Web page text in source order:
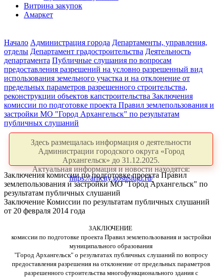
Витрина закупок
Амаркет
Начало Администрация города Департаменты, управления,
отделы Департамент градостроительства Деятельность
департамента Публичные слушания по вопросам
предоставления разрешений на условно разрешенный вид
использования земельного участка и на отклонение от
предельных параметров разрешенного строительства,
реконструкции объектов капстроительства Заключения
комиссии по подготовке проекта Правил землепользования и
застройки МО "Город Архангельск" по результатам
публичных слушаний
Здесь размещалась информация о деятельности
Администрации городского округа «Город
Архангельск» до 31.12.2025.
Актуальная информация и новости находятся:
https://arhcity.gosuslugi.ru/
Заключения комиссии по подготовке проекта Правил
землепользования и застройки МО "Город Архангельск" по
результатам публичных слушаний
Заключение Комиссии по результатам публичных слушаний
от 20 февраля 2014 года
ЗАКЛЮЧЕНИЕ
комиссии по подготовке проекта Правил землепользования и застройки
муниципального образования
"Город Архангельск" о результатах публичных слушаний по вопросу
предоставления разрешения на отклонение от предельных параметров
разрешенного строительства многофункционального здания с